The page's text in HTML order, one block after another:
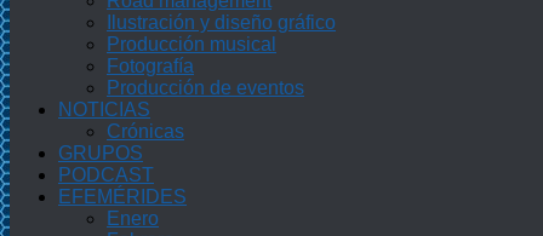
Ilustración y diseño gráfico
Producción musical
Fotografía
Producción de eventos
NOTICIAS
Crónicas
GRUPOS
PODCAST
EFEMÉRIDES
Enero